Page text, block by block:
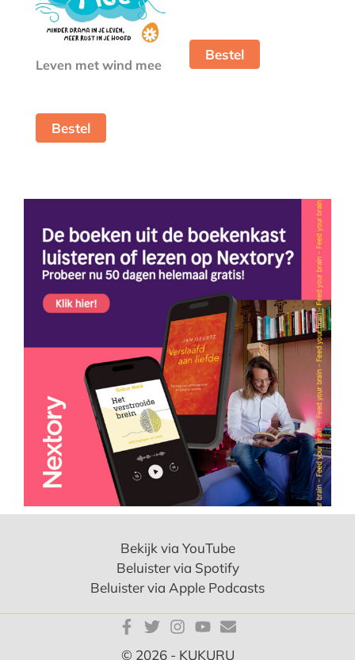
Leven met wind mee
Bestel
Bestel
Bekijk via YouTube
Beluister via Spotify
Beluister via Apple Podcasts
© 2026 - KUKURU